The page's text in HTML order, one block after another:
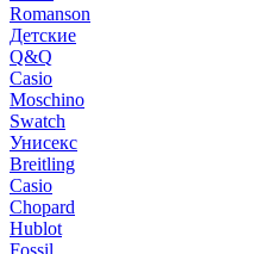
Romanson
Детские
Q&Q
Casio
Moschino
Swatch
Унисекс
Breitling
Casio
Chopard
Hublot
Fossil